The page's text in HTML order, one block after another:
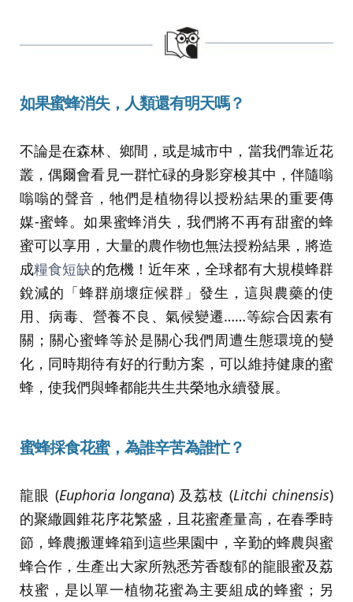
如果蜜蜂消失，人類還有明天嗎？
不論是在森林、鄉間，或是城市中，當我們靠近花
叢，偶爾會看見一群忙碌的身影穿梭其中，伴隨嗡
嗡嗡的聲音，牠們是植物得以授粉結果的重要傳
媒-蜜蜂。如果蜜蜂消失，我們將不再有甜蜜的蜂
蜜可以享用，大量的農作物也無法授粉結果，將造
成糧食短缺的危機！近年來，全球都有大規模蜂群
銳減的「蜂群崩壞症候群」發生，這與農藥的使
用、病毒、營養不良、氣候變遷……等綜合因素有
關；關心蜜蜂等於是關心我們周遭生態環境的變
化，同時期待有好的行動方案，可以維持健康的蜜
蜂，使我們與蜂都能共生共榮地永續發展。
蜜蜂採食花蜜， 為誰辛苦為誰忙？
龍眼 (Euphoria longana) 及荔枝 (Litchi chinensis)
的聚繖圓錐花序花繁盛，且花蜜產量高，在春季時
節，蜂農搬運蜂箱到這些果園中，辛勤的蜂農與蜜
蜂合作，生產出大家所熟悉芳香馥郁的龍眼蜜及荔
枝蜜，是以單一植物花蜜為主要組成的蜂蜜；另